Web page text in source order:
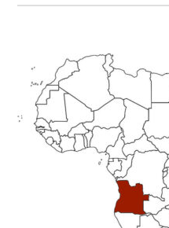
Primary
Sidebar